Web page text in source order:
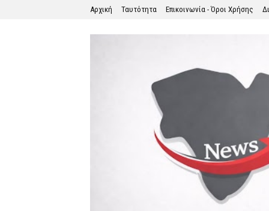
Αρχική Ταυτότητα Επικοινωνία - Όροι Χρήσης